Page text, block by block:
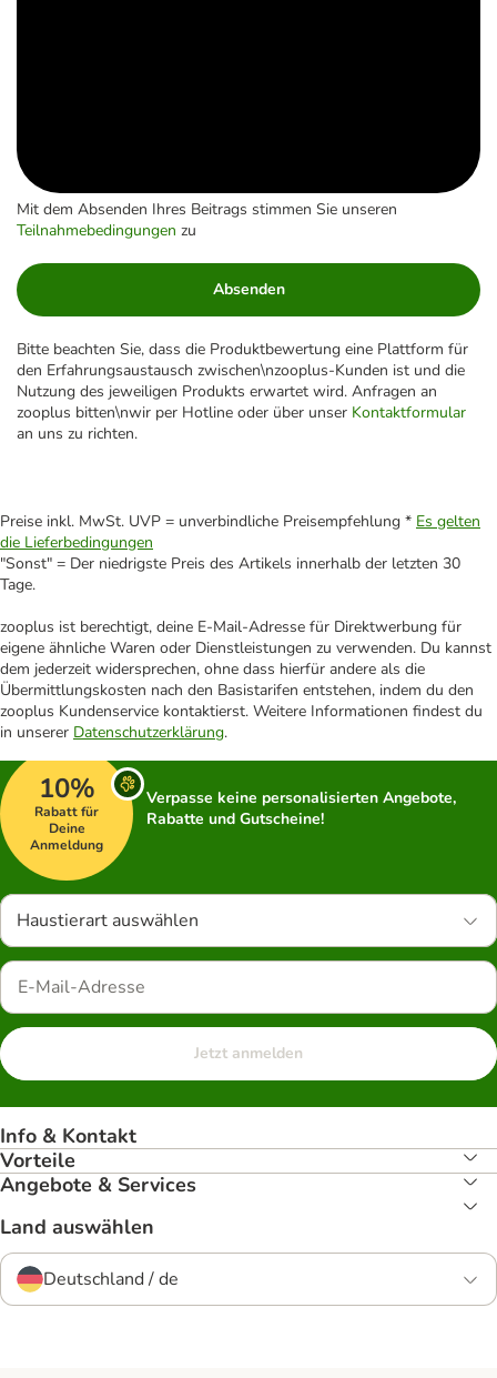
Mit dem Absenden Ihres Beitrags stimmen Sie unseren
Teilnahmebedingungen zu
Absenden
Bitte beachten Sie, dass die Produktbewertung eine Plattform für
den Erfahrungsaustausch zwischen\nzooplus-Kunden ist und die
Nutzung des jeweiligen Produkts erwartet wird. Anfragen an
zooplus bitten\nwir per Hotline oder über unser Kontaktformular
an uns zu richten.
Preise inkl. MwSt. UVP = unverbindliche Preisempfehlung * Es gelten
die Lieferbedingungen
"Sonst" = Der niedrigste Preis des Artikels innerhalb der letzten 30
Tage.
zooplus ist berechtigt, deine E-Mail-Adresse für Direktwerbung für
eigene ähnliche Waren oder Dienstleistungen zu verwenden. Du kannst
dem jederzeit widersprechen, ohne dass hierfür andere als die
Übermittlungskosten nach den Basistarifen entstehen, indem du den
zooplus Kundenservice kontaktierst. Weitere Informationen findest du
in unserer Datenschutzerklärung.
10%
Rabatt für
Deine
Anmeldung
Verpasse keine personalisierten Angebote,
Rabatte und Gutscheine!
Haustierart auswählen
Jetzt anmelden
Info & Kontakt
Vorteile
Angebote & Services
Land auswählen
Deutschland / de